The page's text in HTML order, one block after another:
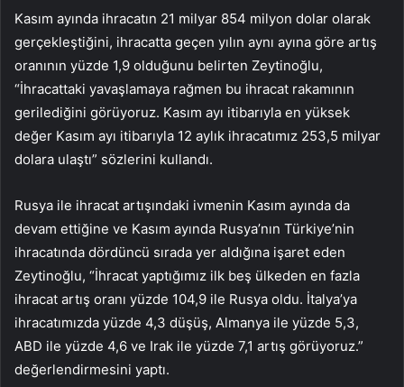
Kasım ayında ihracatın 21 milyar 854 milyon dolar olarak
gerçekleştiğini, ihracatta geçen yılın aynı ayına göre artış
oranının yüzde 1,9 olduğunu belirten Zeytinoğlu,
“İhracattaki yavaşlamaya rağmen bu ihracat rakamının
gerilediğini görüyoruz. Kasım ayı itibarıyla en yüksek
değer Kasım ayı itibarıyla 12 aylık ihracatımız 253,5 milyar
dolara ulaştı” sözlerini kullandı.
Rusya ile ihracat artışındaki ivmenin Kasım ayında da
devam ettiğine ve Kasım ayında Rusya’nın Türkiye’nin
ihracatında dördüncü sırada yer aldığına işaret eden
Zeytinoğlu, “İhracat yaptığımız ilk beş ülkeden en fazla
ihracat artış oranı yüzde 104,9 ile Rusya oldu. İtalya’ya
ihracatımızda yüzde 4,3 düşüş, Almanya ile yüzde 5,3,
ABD ile yüzde 4,6 ve Irak ile yüzde 7,1 artış görüyoruz.”
değerlendirmesini yaptı.